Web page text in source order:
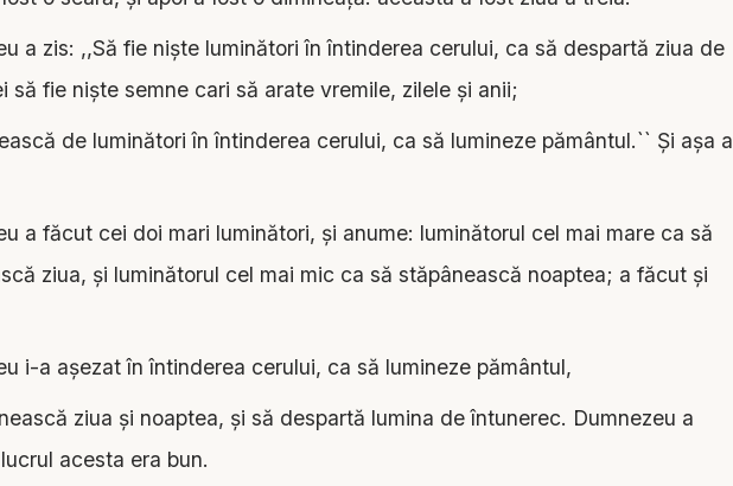
a zis: ,,Să fie nişte luminători în întinderea cerului, ca să despartă ziua de
să fie nişte semne cari să arate vremile, zilele şi anii;
de luminători în întinderea cerului, ca să lumineze pământul.`` Şi aşa a
a făcut cei doi mari luminători, şi anume: luminătorul cel mai mare ca să
ziua, şi luminătorul cel mai mic ca să stăpânească noaptea; a făcut şi
i-a aşezat în întinderea cerului, ca să lumineze pământul,
ziua şi noaptea, şi să despartă lumina de întunerec. Dumnezeu a
acesta era bun.